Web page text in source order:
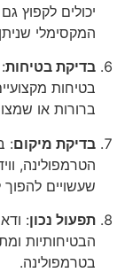
יכולים לקפוץ
המקסימלי
בדיקת בטיחות
בטיחות
ברורות או
בדיקת מיקום:
הטרמפולינה,
שעשויים
תפעול נכון:
הבטיחותיות
בטרמפולינה.